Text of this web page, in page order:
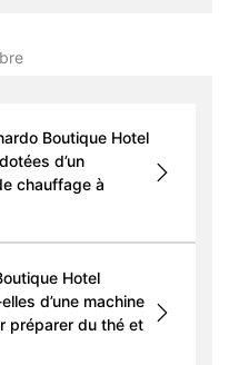
Boutique Hotel
d’un
chauffage à
Hotel
d’une machine
préparer du thé et